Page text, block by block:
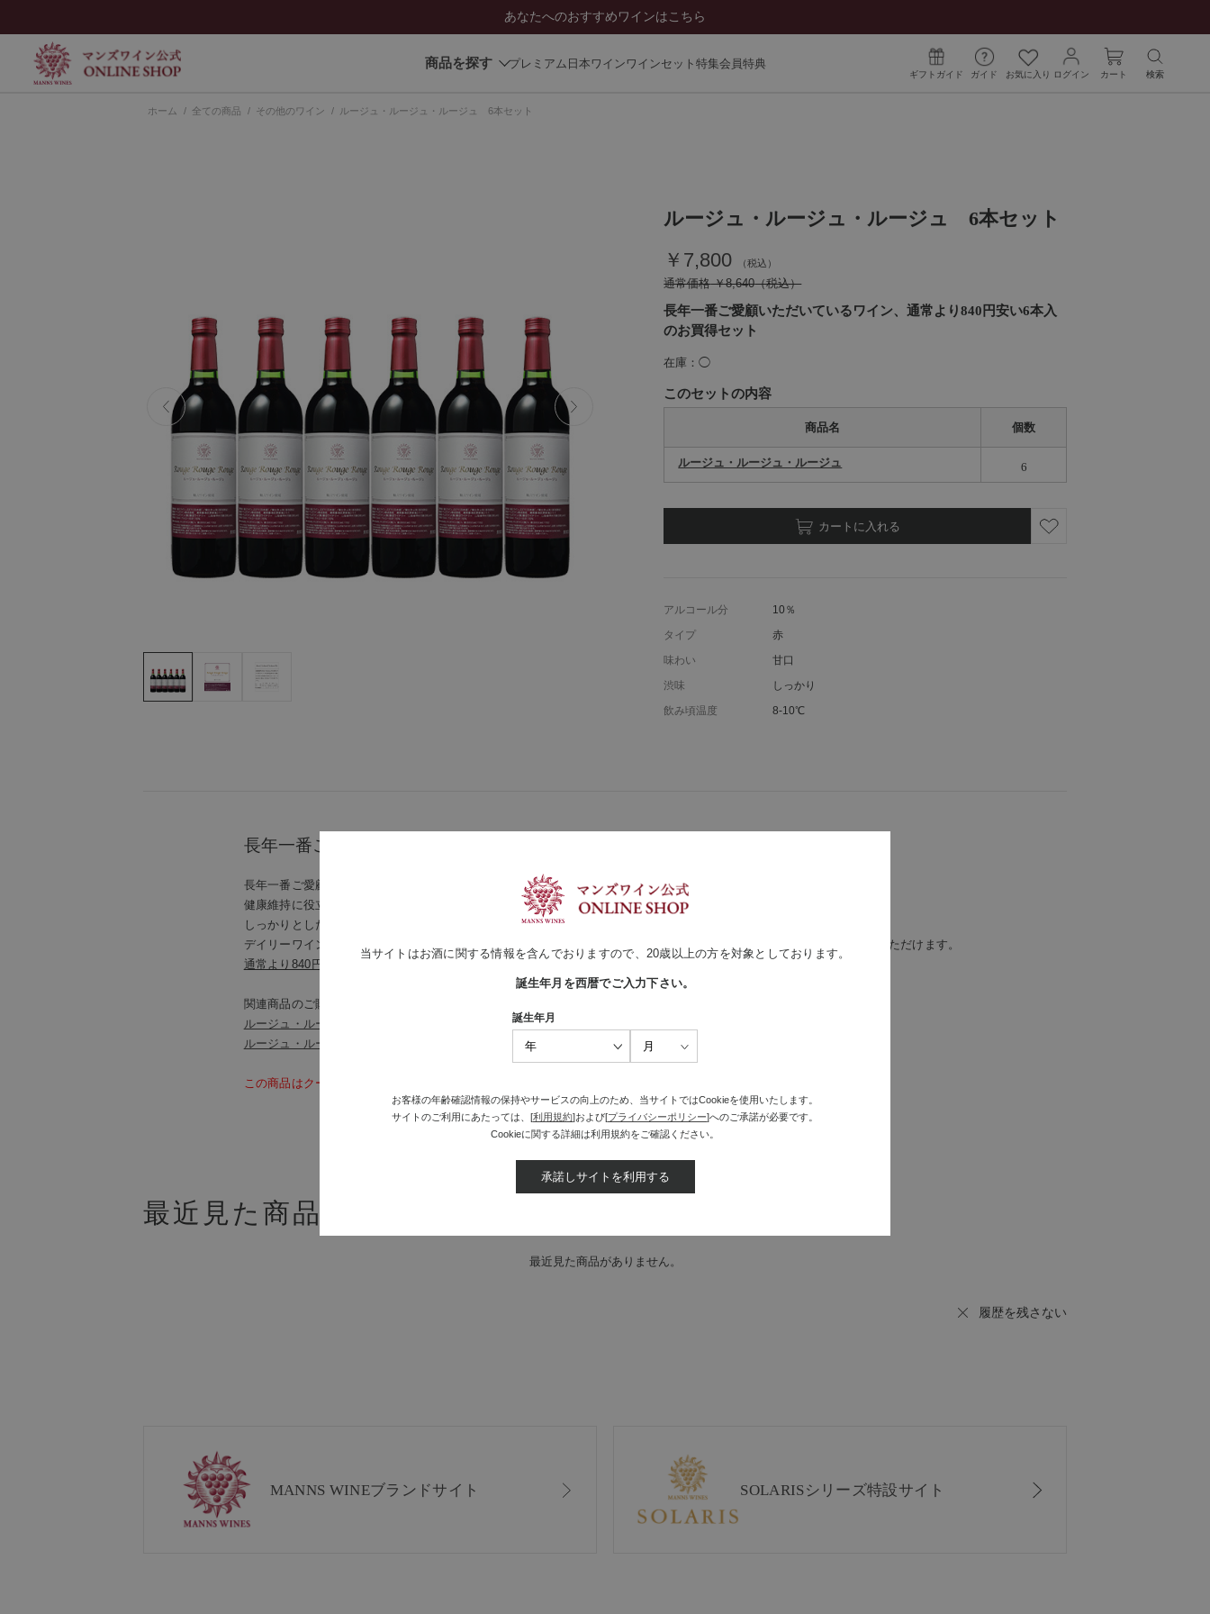
あなたへのおすすめワインはこちら
商品を探す プレミアム日本ワインワインセット 特集会員特典
ギフトガイド ガイド お気に入り ログイン カート 検索
ホーム > 全ての商品 > その他のワイン > ルージュ・ルージュ・ルージュ 6本セット
長年一番ご愛顧いただいているワイン、通常より840円安い6本入のお買得セット
長年一番ご愛顧いただいているワインです。
健康維持に役立つ成分として注目されているポリフェノールが多く含まれています。
しっかりとした渋味の中にも、フルーティーで柔らかい味わいの甘口タイプです。
デイリーワインとしてだけでなく、暑い夏には氷で割って、寒い冬にはホットワインに、など様々なシーンでお楽しみいただけます。
通常より840円安い、6本入りのお買い得セットです。
関連商品のご購入はこちらから
ルージュ・ルージュ・ルージュ 単品
ルージュ・ルージュ・ルージュ 12本セット
この商品はクーポン対象外です。
アルコール分
10％
タイプ
赤
味わい
甘口
渋味
しっかり
飲み頃温度
8-10℃
長年一番ご愛顧いただいているワイン、通常より840円安い6本入
のお買得セット
ルージュ・ルージュ・ルージュ 6本セット
￥7,800
通常価格￥8,640
在庫 ◯
カートに入れる
このセットの内容
商品名 個数
ルージュ・ルージュ・ルージュ 6
最近見た商品
最近見た商品がありません。
履歴を残さない
MANNS WINEブランドサイト SOLARISシリーズ特設サイト
当サイトはお酒に関する情報を含んでおりますので、20歳以上の方を対象としております。
誕生年月を西暦でご入力下さい。
誕生年月
お客様の年齢確認情報の保持やサービスの向上のため、当サイトではCookieを使用いたします。
サイトのご利用にあたっては、[利用規約]および[プライバシーポリシー]へのご承諾が必要です。
Cookieに関する詳細は利用規約をご確認ください。
承諾しサイトを利用する